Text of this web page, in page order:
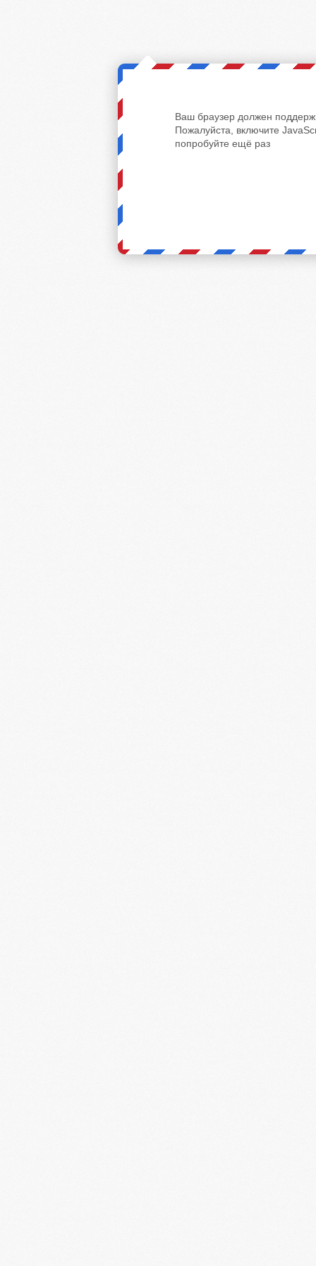
Ваш браузер должен
Пожалуйста, включите
попробуйте ещё раз